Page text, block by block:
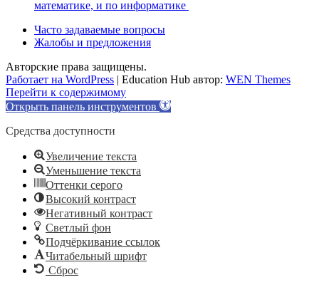
математике, и по информатике
Часто задаваемые вопросы
Жалобы и предложения
Авторские права защищены.
Работает на WordPress | Education Hub автор: WEN Themes
Перейти к содержимому
Открыть панель инструментов
Средства доступности
Увеличение текста
Уменьшение текста
Оттенки серого
Высокий контраст
Негативный контраст
Светлый фон
Подчёркивание ссылок
Читабельный шрифт
Сброс